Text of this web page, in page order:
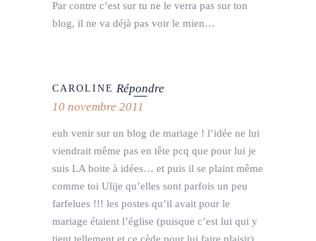
Par contre c’est sur tu ne le verra pas sur ton
blog, il ne va déjà pas voir le mien…
CAROLINE Répondre
10 novembre 2011
euh venir sur un blog de mariage ! l’idée ne lui
viendrait même pas en tête pcq que pour lui je
suis LA boite à idées… et puis il se plaint même
comme toi Ulije qu’elles sont parfois un peu
farfelues !!! les postes qu’il avait pour le
mariage étaient l’église (puisque c’est lui qui y